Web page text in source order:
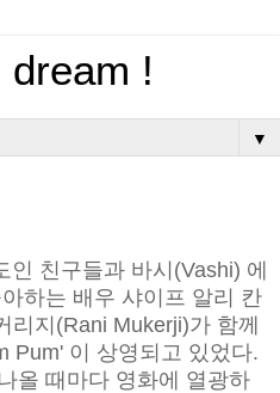
dream !
▼
인 친구들과 바시(Vashi) 에
하는 배우 샤이프 알리 칸
리지(Rani Mukerji)가 함께
Pum' 이 상영되고 있었다.
올 때마다 영화에 열광하